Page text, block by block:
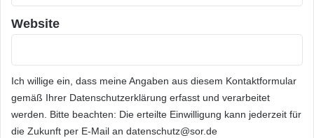
Website
Ich willige ein, dass meine Angaben aus diesem Kontaktformular
gemäß Ihrer Datenschutzerklärung erfasst und verarbeitet
werden. Bitte beachten: Die erteilte Einwilligung kann jederzeit für
die Zukunft per E-Mail an datenschutz@sor.de